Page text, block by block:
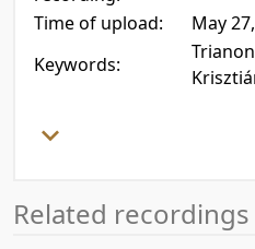
Time of upload:
May
Keywords:
Related recordings